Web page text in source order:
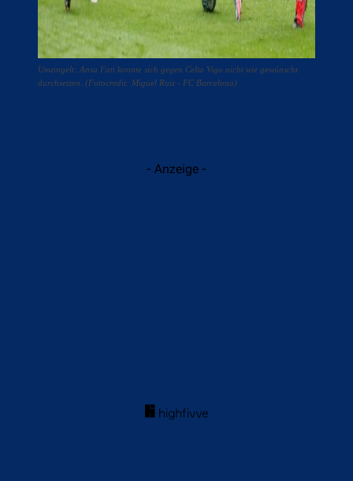
Umzingelt: Ansu Fati konnte sich gegen Celta Vigo nicht wie gewünscht
durchsetzen. (Fotocredit: Miguel Ruiz - FC Barcelona)
- Anzeige -